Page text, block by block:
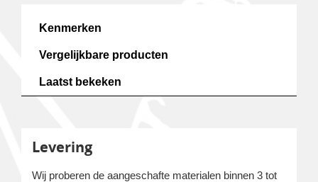
Kenmerken
Vergelijkbare producten
Laatst bekeken
Levering
Wij proberen de aangeschafte materialen binnen 3 tot